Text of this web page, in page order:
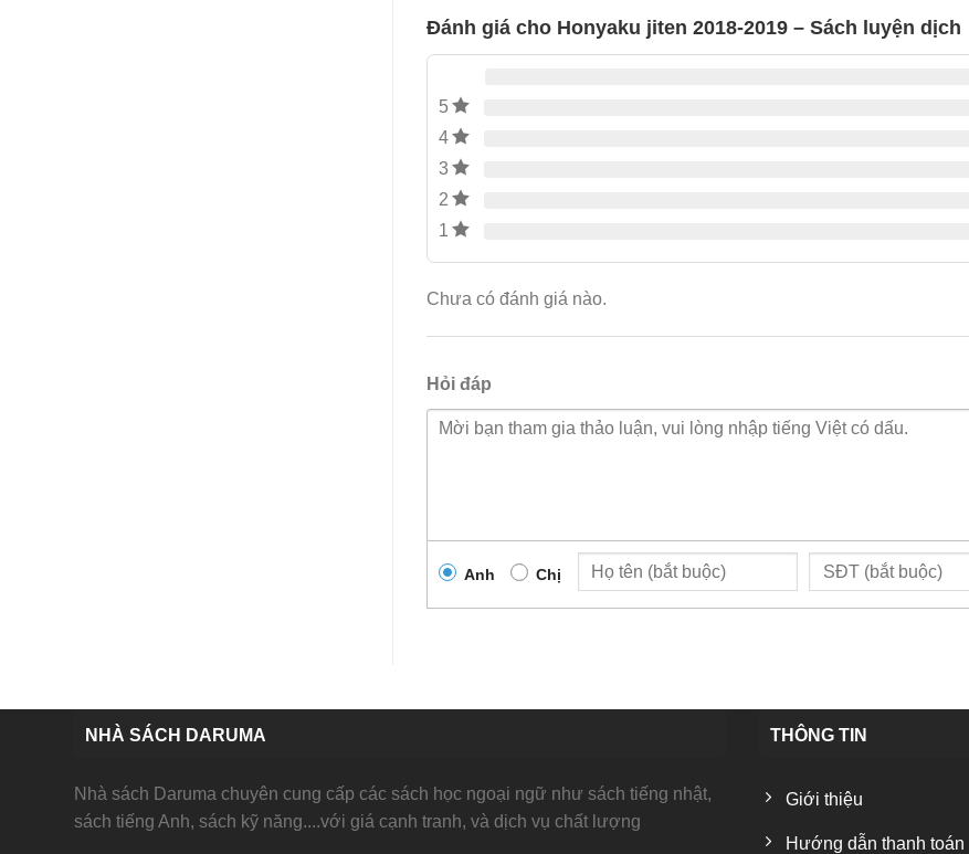
Đánh giá cho Honyaku jiten 2018-2019 – Sách luyện dịch
5
4
3
2
1
Chưa có đánh giá nào.
Hỏi đáp
Anh Chị
NHÀ SÁCH DARUMA
Nhà sách Daruma chuyên cung cấp các sách học ngoại ngữ như sách tiếng nhật,
sách tiếng Anh, sách kỹ năng....với giá cạnh tranh, và dịch vụ chất lượng
THÔNG TIN
Giới thiệu
Hướng dẫn thanh toán